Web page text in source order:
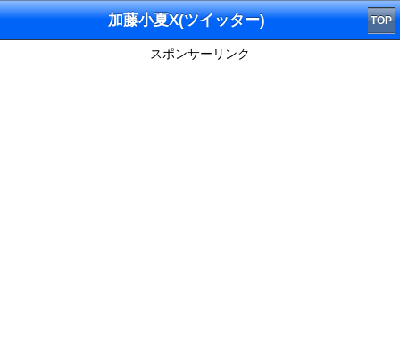
加藤小夏X(ツイッター) TOP
スポンサーリンク